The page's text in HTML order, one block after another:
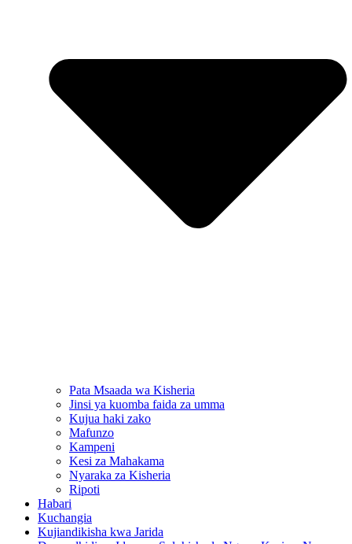
Pata Msaada wa Kisheria
Jinsi ya kuomba faida za umma
Kujua haki zako
Mafunzo
Kampeni
Kesi za Mahakama
Nyaraka za Kisheria
Ripoti
Habari
Kuchangia
Kujiandikisha kwa Jarida